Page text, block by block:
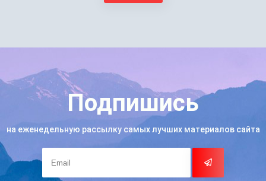
Подпишись
на еженедельную рассылку самых лучших материалов сайта